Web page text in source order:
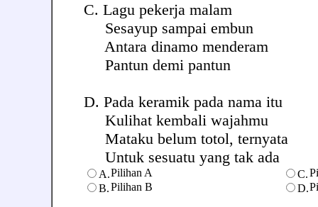
C. Lagu pekerja malam
Sesayup sampai embun
Antara dinamo menderam
Pantun demi pantun
D. Pada keramik pada nama itu
Kulihat kembali wajahmu
Mataku belum totol, ternyata
Untuk sesuatu yang tak ada
A.Pilihan A
B.Pilihan B
C.
D.